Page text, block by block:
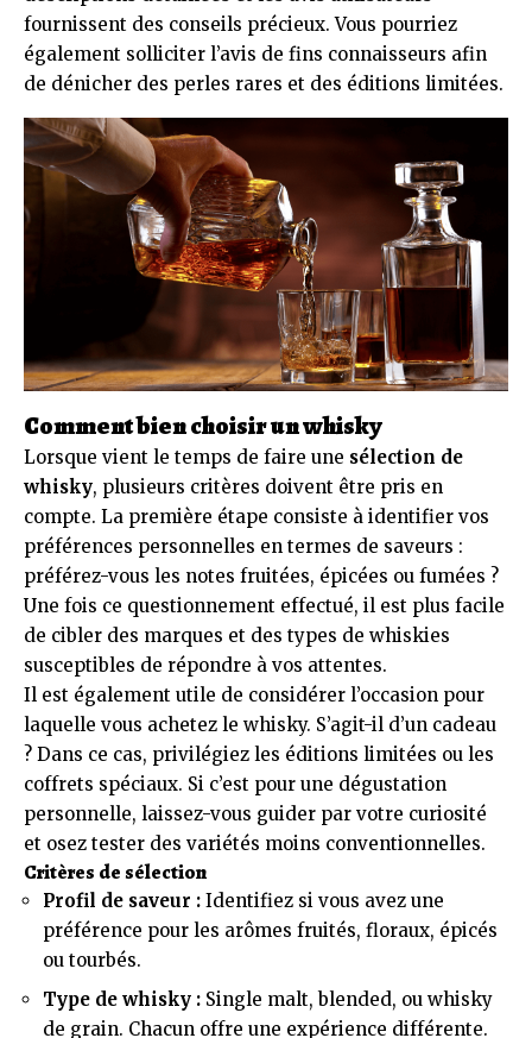
fournissent des conseils précieux. Vous pourriez
également solliciter l’avis de fins connaisseurs afin
de dénicher des perles rares et des éditions limitées.
Comment bien choisir un whisky
Lorsque vient le temps de faire une sélection de
whisky, plusieurs critères doivent être pris en
compte. La première étape consiste à identifier vos
préférences personnelles en termes de saveurs :
préférez-vous les notes fruitées, épicées ou fumées ?
Une fois ce questionnement effectué, il est plus facile
de cibler des marques et des types de whiskies
susceptibles de répondre à vos attentes.
Il est également utile de considérer l’occasion pour
laquelle vous achetez le whisky. S’agit-il d’un cadeau
? Dans ce cas, privilégiez les éditions limitées ou les
coffrets spéciaux. Si c’est pour une dégustation
personnelle, laissez-vous guider par votre curiosité
et osez tester des variétés moins conventionnelles.
Critères de sélection
Profil de saveur : Identifiez si vous avez une
préférence pour les arômes fruités, floraux, épicés
ou tourbés.
Type de whisky : Single malt, blended, ou whisky
de grain. Chacun offre une expérience différente.